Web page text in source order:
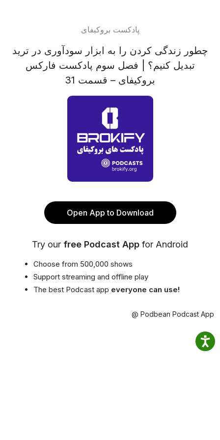
پادکست بروکیفای
چطور زندگی کردن را به ابزار سودآوری در ترید
تبدیل کنیم؟ | فصل سوم پادکست فارکس
بروکیفای – قسمت 31
Open App to Download
Try our free Podcast App for Android
Choose from 500,000 shows
Support streaming and offline play
The best Podcast app everyone can use!
@ Podbean Podcast App